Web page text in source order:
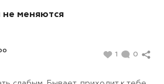
меняются
1 0